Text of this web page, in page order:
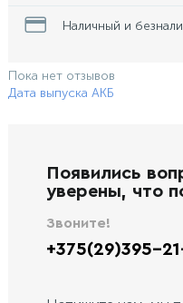
Наличный и
Пока нет отзывов
Дата выпуска АКБ
Появились
уверены, что
Звоните!
+375(29)395-